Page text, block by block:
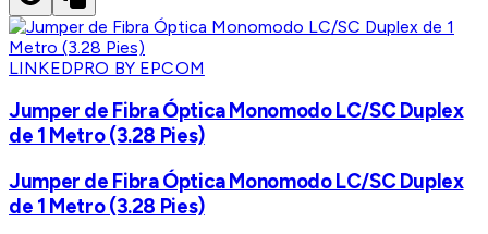
LINKEDPRO BY EPCOM
Jumper de Fibra Óptica Monomodo LC/SC Duplex
de 1 Metro (3.28 Pies)
Jumper de Fibra Óptica Monomodo LC/SC Duplex
de 1 Metro (3.28 Pies)